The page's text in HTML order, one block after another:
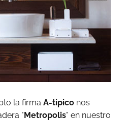
la firma A-tipico nos
"Metropolis" en nuestro